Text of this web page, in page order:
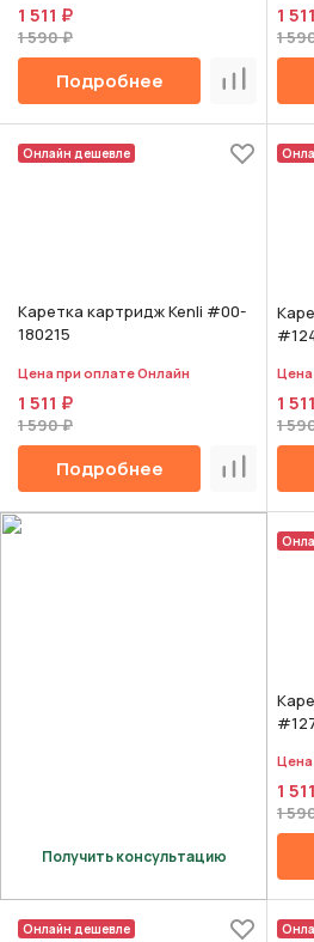
1 511 ₽
1 590 ₽
Подробнее
1
1
Онлайн дешевле
Каретка картридж Kenli #00-
180215
Цена при оплате Онлайн
1 511 ₽
1 590 ₽
Подробнее
Цена
1
1
Получить консультацию
Цена
1
1
Онлайн дешевле